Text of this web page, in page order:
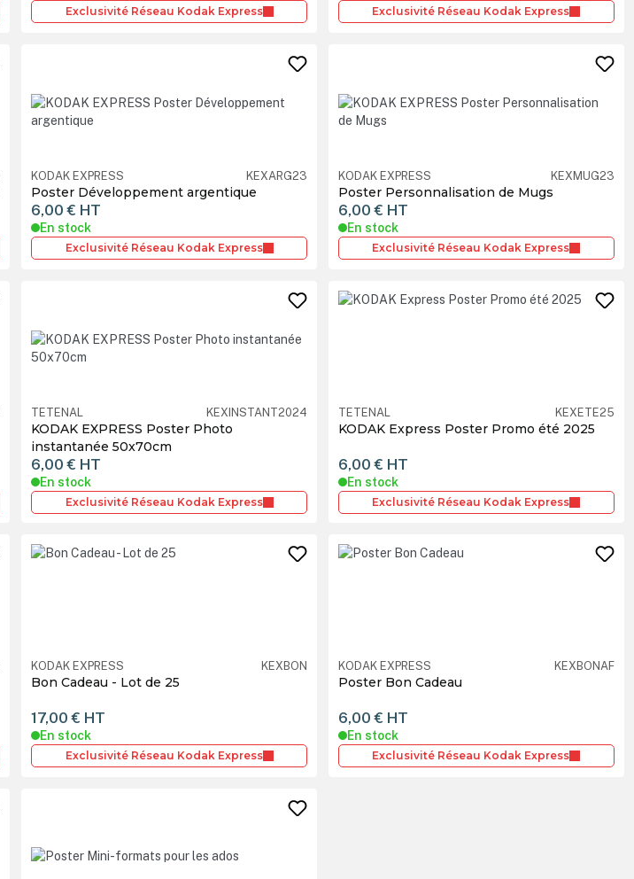
Exclusivité Réseau Kodak Express Exclusivité Réseau Kodak Express
KODAK EXPRESS KEXARG23
Poster Développement argentique
6,00 € HT
En stock
Exclusivité Réseau Kodak Express
KODAK EXPRESS KEXMUG23
Poster Personnalisation de Mugs
6,00 € HT
En stock
Exclusivité Réseau Kodak Express
TETENAL KEXINSTANT2024
KODAK EXPRESS Poster Photo
instantanée 50x70cm
6,00 € HT
En stock
Exclusivité Réseau Kodak Express
TETENAL KEXETE25
KODAK Express Poster Promo été 2025
6,00 € HT
En stock
Exclusivité Réseau Kodak Express
KODAK EXPRESS KEXBON
Bon Cadeau - Lot de 25
17,00 € HT
En stock
Exclusivité Réseau Kodak Express
KODAK EXPRESS KEXBONAF
Poster Bon Cadeau
6,00 € HT
En stock
Exclusivité Réseau Kodak Express